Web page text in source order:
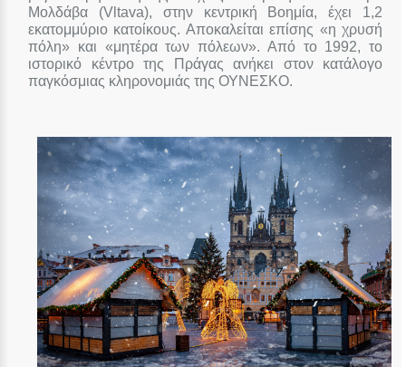
Μολδάβα (Vltava), στην κεντρική Βοημία, έχει 1,2
εκατομμύριο κατοίκους. Αποκαλείται επίσης «η χρυσή
πόλη» και «μητέρα των πόλεων». Από το 1992, το
ιστορικό κέντρο της Πράγας ανήκει στον κατάλογο
παγκόσμιας κληρονομιάς της ΟΥΝΕΣΚΟ.